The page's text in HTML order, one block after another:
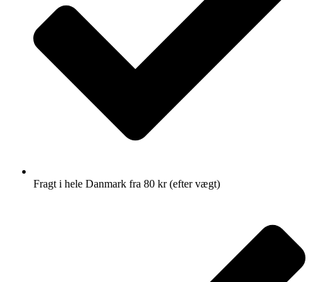
Fragt i hele Danmark fra 80 kr (efter vægt)